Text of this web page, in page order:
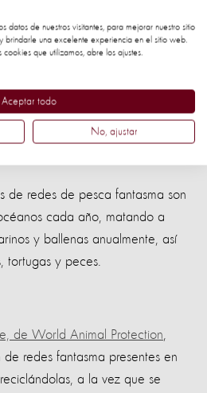
para pescar totoaba, una
vende ilegalmente en China
termina la temporada de
peces migran, las redes que
en trampas mortales para la
redes de pesca fantasma son
cada año, matando a
y ballenas anualmente, así
tortugas y peces.
de World Animal Protection
redes fantasma presentes en
a la vez que se
datos de nuestros visitantes, para mejorar nuestro sitio
brindarle una excelente experiencia en el sitio web.
que utilizamos, abre los ajustes.
Aceptar todo
No, ajustar